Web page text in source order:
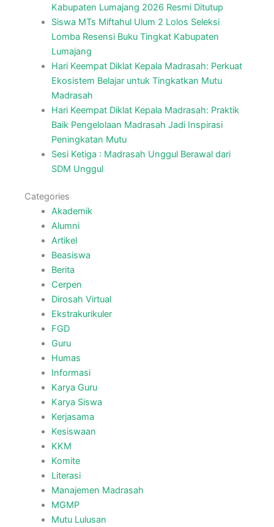
Kabupaten Lumajang 2026 Resmi Ditutup
Siswa MTs Miftahul Ulum 2 Lolos Seleksi
Lomba Resensi Buku Tingkat Kabupaten
Lumajang
Hari Keempat Diklat Kepala Madrasah: Perkuat
Ekosistem Belajar untuk Tingkatkan Mutu
Madrasah
Hari Keempat Diklat Kepala Madrasah: Praktik
Baik Pengelolaan Madrasah Jadi Inspirasi
Peningkatan Mutu
Sesi Ketiga : Madrasah Unggul Berawal dari
SDM Unggul
Categories
Akademik
Alumni
Artikel
Beasiswa
Berita
Cerpen
Dirosah Virtual
Ekstrakurikuler
FGD
Guru
Humas
Informasi
Karya Guru
Karya Siswa
Kerjasama
Kesiswaan
KKM
Komite
Literasi
Manajemen Madrasah
MGMP
Mutu Lulusan